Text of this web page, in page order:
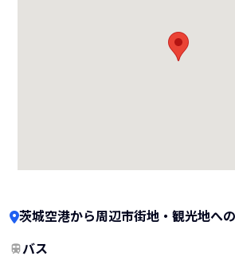
茨城空港から周辺市街地・観光地へ
バス